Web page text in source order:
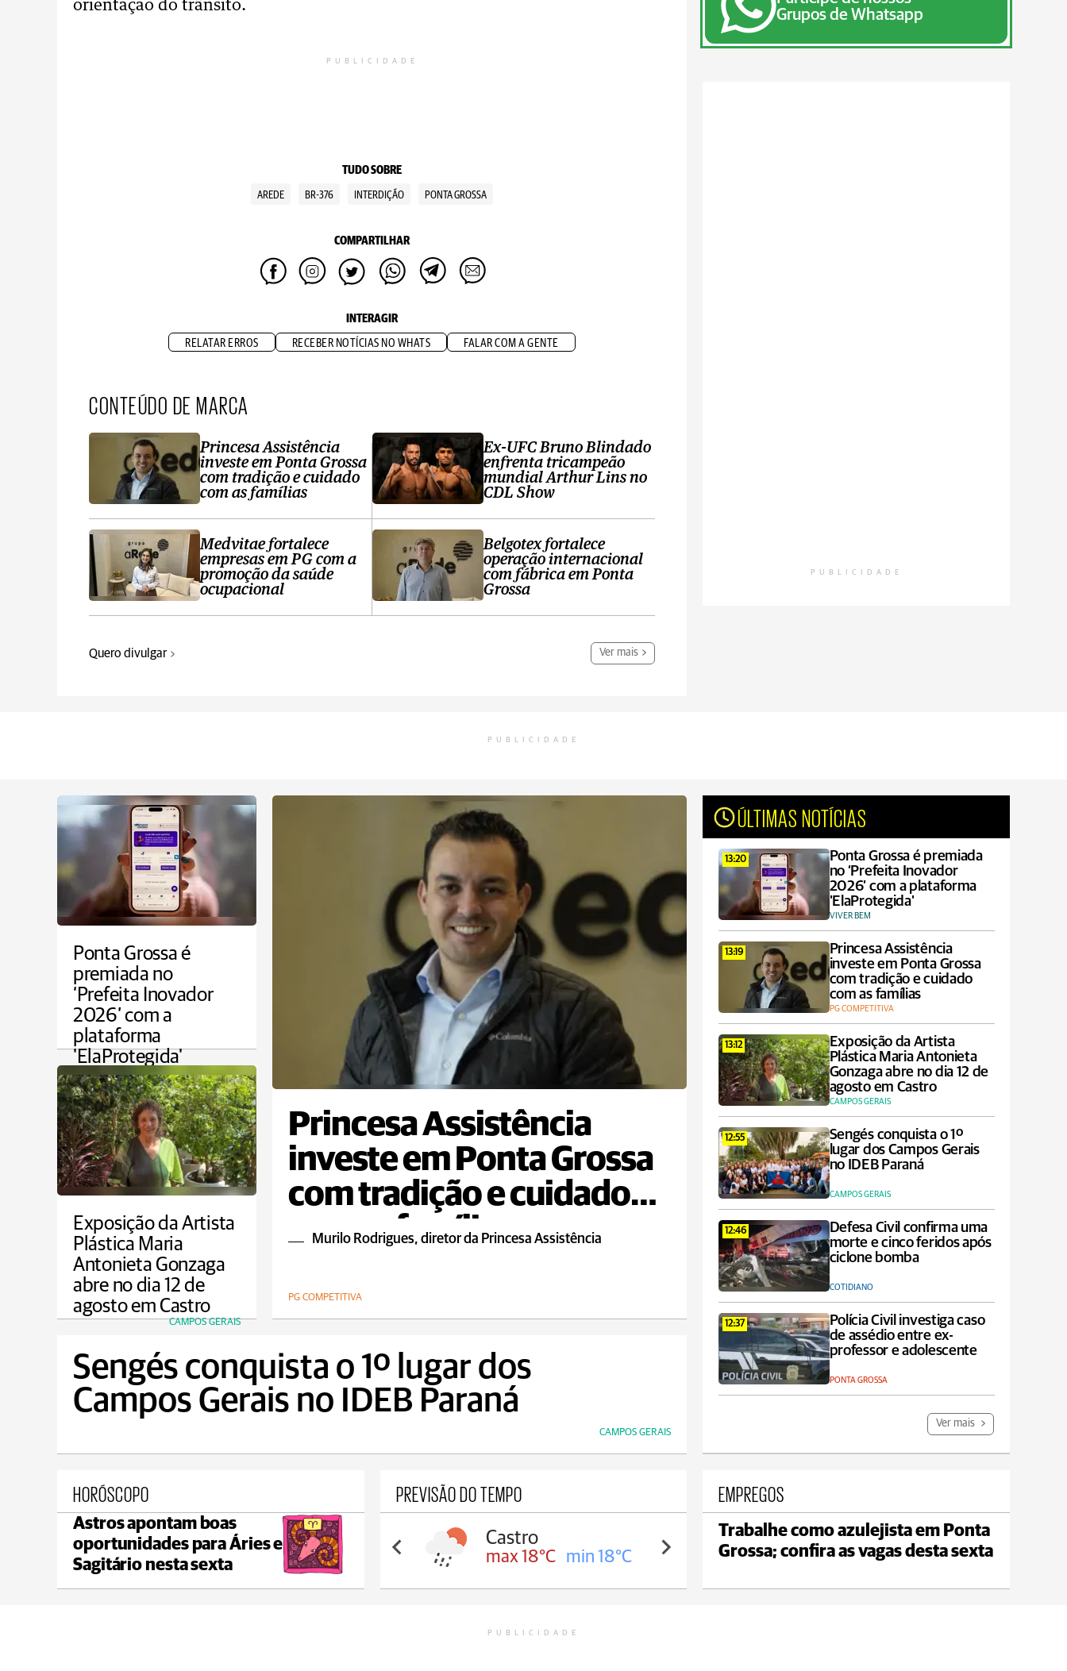
orientação do trânsito.
PUBLICIDADE
TUDO SOBRE
AREDE BR-376 INTERDIÇÃO PONTA GROSSA
COMPARTILHAR
INTERAGIR
RELATAR ERROS RECEBER NOTÍCIAS NO WHATS FALAR COM A GENTE
CONTEÚDO DE MARCA
Princesa Assistência
investe em Ponta Grossa
com tradição e cuidado
com as famílias
Medvitae fortalece
empresas em PG com a
promoção da saúde
ocupacional
Ex-UFC Bruno Blindado
enfrenta tricampeão
mundial Arthur Lins no
CDL Show
Belgotex fortalece
operação internacional
com fábrica em Ponta
Grossa
Quero divulgar Ver mais
Grupos de Whatsapp
PUBLICIDADE
PUBLICIDADE
Ponta Grossa é
premiada no
‘Prefeita Inovador
2026’ com a
plataforma
'ElaProtegida'
VIVER BEM
Princesa Assistência
investe em Ponta Grossa
com tradição e cuidado
com as famílias
Murilo Rodrigues, diretor da Princesa Assistência
PG COMPETITIVA
ÚLTIMAS NOTÍCIAS
13:20
Ponta Grossa é premiada
no ‘Prefeita Inovador
2026’ com a plataforma
'ElaProtegida'
VIVER BEM
13:19
Princesa Assistência
investe em Ponta Grossa
com tradição e cuidado
com as famílias
PG COMPETITIVA
13:12
Exposição da Artista
Plástica Maria Antonieta
Gonzaga abre no dia 12 de
agosto em Castro
CAMPOS GERAIS
12:55
Sengés conquista o 1º
lugar dos Campos Gerais
no IDEB Paraná
CAMPOS GERAIS
12:46
Defesa Civil confirma uma
morte e cinco feridos após
ciclone bomba
COTIDIANO
12:37
Polícia Civil investiga caso
de assédio entre ex-
professor e adolescente
PONTA GROSSA
Ver mais
Exposição da Artista
Plástica Maria
Antonieta Gonzaga
abre no dia 12 de
agosto em Castro
CAMPOS GERAIS
Sengés conquista o 1º lugar dos
Campos Gerais no IDEB Paraná
CAMPOS GERAIS
HORÓSCOPO
Astros apontam boas
oportunidades para Áries e
Sagitário nesta sexta
PREVISÃO DO TEMPO
Ponta Grossa
max 17°C min 17°C
Castro
max 18°C min 18°C
Carambeí
max 18°C min 17°C
EMPREGOS
Trabalhe como azulejista em Ponta
Grossa; confira as vagas desta sexta
PUBLICIDADE